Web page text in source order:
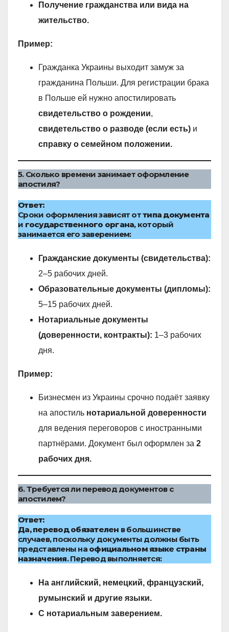
Получение гражданства или вида на
жительство.
Пример:
Гражданка Украины выходит замуж за
гражданина Польши. Для регистрации брака
в Польше ей нужно апостилировать
свидетельство о рождении,
свидетельство о разводе (если есть) и
справку о семейном положении.
5. Сколько времени занимает оформление
апостиля?
Ответ:
Сроки оформления зависят оттипа документа
и государственного органа, который
занимается его заверением:
Гражданские документы (свидетельства):
2–5 рабочих дней.
Образовательные документы (дипломы):
5–15 рабочих дней.
Нотариальные документы
(доверенности, контракты): 1–3 рабочих
дня.
Пример:
Бизнесмен из Украины срочно подаёт заявку
на апостиль нотариальной доверенности
для ведения переговоров с иностранными
партнёрами. Документ был оформлен за 2
рабочих дня.
6. Требуется ли перевод документов с
апостилем?
Ответ:
Да, перевод обязателен в большинстве
случаев, поскольку документы должны быть
представлены на официальном языке страны
назначения. Перевод выполняется:
На английский, немецкий, французский,
румынский и другие языки.
С нотариальным заверением.